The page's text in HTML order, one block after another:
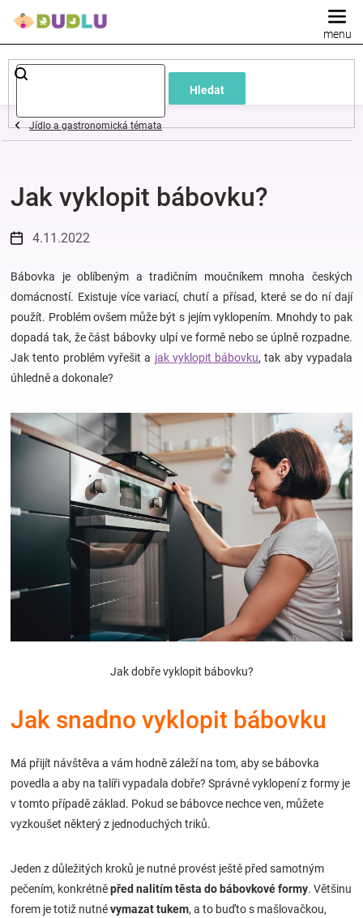
Hledat
Dětské
a
oblečení
Pokojíček
a
kojenecká
výbava
Blog
Hračkářství
Přihlášení
Jídlo a gastronomická témata
Jak vyklopit bábovku?
4.11.2022
Bábovka je oblíbeným a tradičním moučníkem mnoha českých
domácností. Existuje více variací, chutí a přísad, které se do ní dají
použít. Problém ovšem může být s jejím vyklopením. Mnohdy to pak
dopadá tak, že část bábovky ulpí ve formě nebo se úplně rozpadne.
Jak tento problém vyřešit a jak vyklopit bábovku, tak aby vypadala
úhledně a dokonale?
Jak dobře vyklopit bábovku?
Jak snadno vyklopit bábovku
Má přijít návštěva a vám hodně záleží na tom, aby se bábovka
povedla a aby na talíři vypadala dobře? Správné vyklopení z formy je
v tomto případě základ. Pokud se bábovce nechce ven, můžete
vyzkoušet některý z jednoduchých triků.
Jeden z důležitých kroků je nutné provést ještě před samotným
pečením, konkrétněpřed nalitím těsta do bábovkové formy. Většinu
forem je totiž nutnévymazat tukem, a to buďto s mašlovačkou,